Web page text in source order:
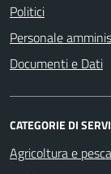
Politici
Personale
Documenti e Dati
CATEGORIE DI
Agricoltura e pesca